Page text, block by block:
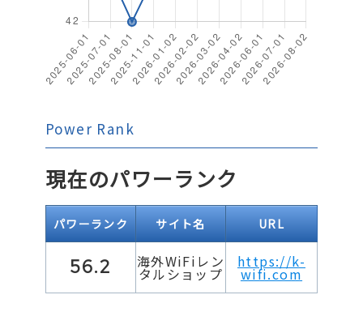
Power Rank
現在のパワーランク
パワーランク サイト名 URL
56.2 海外WiFiレン
タルショップ
https://k-
wifi.com